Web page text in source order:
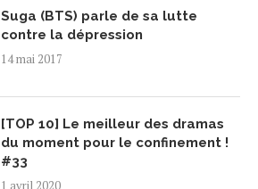
Suga (BTS) parle de sa lutte
contre la dépression
14 mai 2017
[TOP 10] Le meilleur des dramas
du moment pour le confinement !
#33